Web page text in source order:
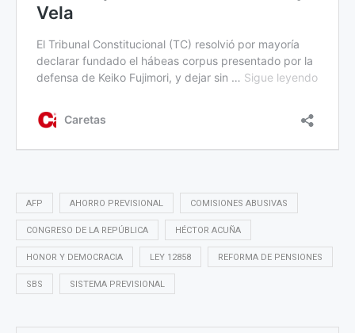
AFP AHORRO PREVISIONAL COMISIONES ABUSIVAS
CONGRESO DE LA REPÚBLICA HÉCTOR ACUÑA
HONOR Y DEMOCRACIA LEY 12858 REFORMA DE PENSIONES
SBS SISTEMA PREVISIONAL